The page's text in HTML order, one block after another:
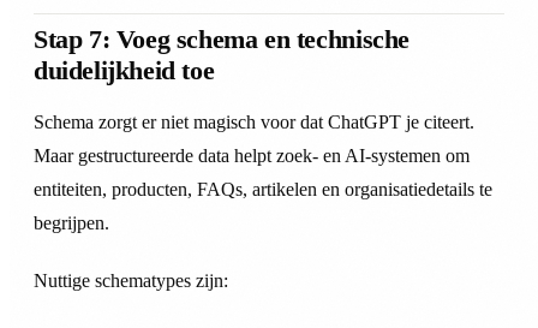
Stap 7: Voeg schema en technische
duidelijkheid toe
Schema zorgt er niet magisch voor dat ChatGPT je citeert.
Maar gestructureerde data helpt zoek- en AI-systemen om
entiteiten, producten, FAQs, artikelen en organisatiedetails te
begrijpen.
Nuttige schematypes zijn: